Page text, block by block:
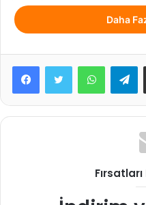
tertipli ve tertipli olması;
dağıtmaması, konutunuzda
göstermeyince kendinizi
uygununa ulaşmak varken
yorulduğunuzu düşünenler
gözlemleyenlerdir. Siz tüm
olduğu inancıyla
sizde birtakım olumsuz
Daha